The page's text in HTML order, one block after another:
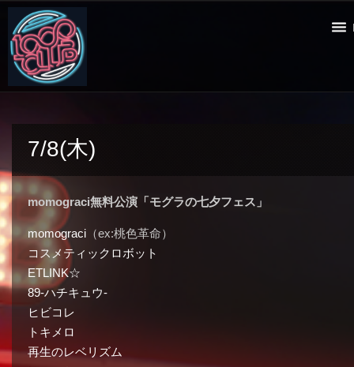
7/8(木)
momograci無料公演「モグラの七夕フェス」
momograci（ex:桃色革命）
コスメティックロボット
ETLINK☆
89-ハチキュウ-
ヒビコレ
トキメロ
再生のレベリズム